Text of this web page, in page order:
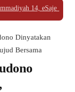
14, eSaje Sikop, dan
Dinyatakan
Bersama